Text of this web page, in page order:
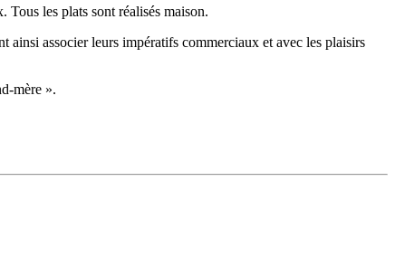
les plats sont réalisés maison.
ainsi associer leurs impératifs commerciaux et avec les plaisirs
mère ».